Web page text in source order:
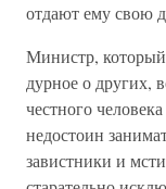
отдают ему свою
Министр,
дурное о других,
честного
недостоин
завистники и